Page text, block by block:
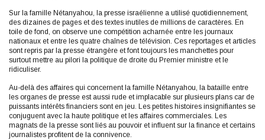
Sur la famille Nétanyahou, la presse israélienne a utilisé quotidiennement,
des dizaines de pages et des textes inutiles de millions de caractères. En
toile de fond, on observe une compétition acharnée entre les journaux
nationaux et entre les quatre chaînes de télévision. Ces reportages et articles
sont repris par la presse étrangère et font toujours les manchettes pour
surtout mettre au pilori la politique de droite du Premier ministre et le
ridiculiser.
Au-delà des affaires qui concernent la famille Nétanyahou, la bataille entre
les organes de presse est aussi rude et implacable sur plusieurs plans car de
puissants intérêts financiers sont en jeu. Les petites histoires insignifiantes se
conjuguent avec la haute politique et les affaires commerciales. Les
magnats de la presse sont liés au pouvoir et influent sur la finance et certains
journalistes profitent de la connivence.